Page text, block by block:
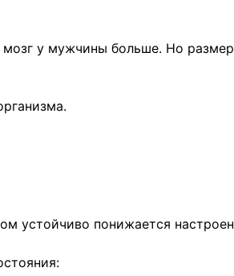
у мужчины больше. Но размер
устойчиво понижается